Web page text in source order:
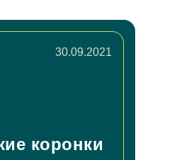
30.09.2021
коронки